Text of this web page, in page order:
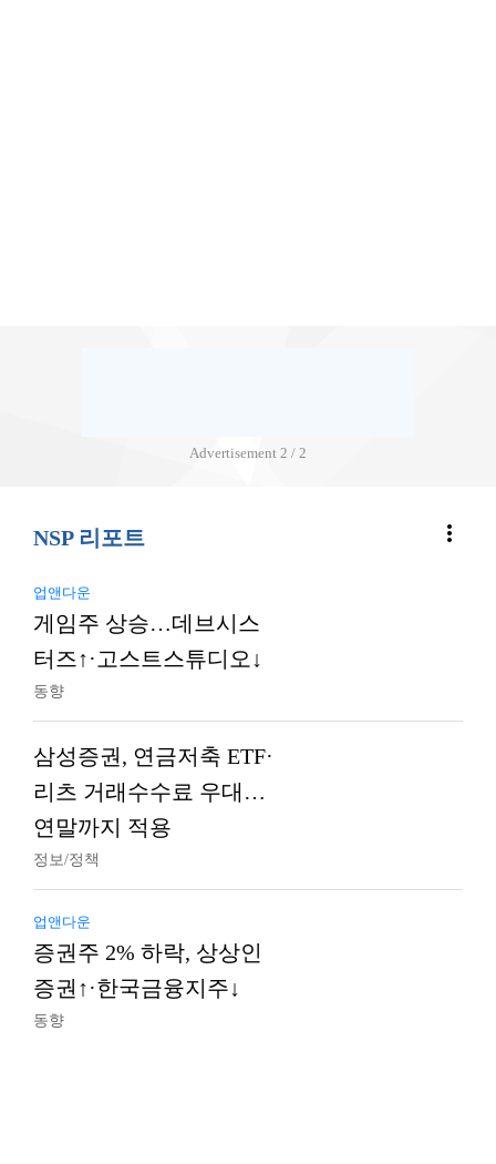
Advertisement 2 / 2
NSP 리포트 more_vert
업앤다운
게임주 상승…데브시스
터즈↑·고스트스튜디오↓
동향
삼성증권, 연금저축 ETF·
리츠 거래수수료 우대…
연말까지 적용
정보/정책
업앤다운
증권주 2% 하락, 상상인
증권↑·한국금융지주↓
동향